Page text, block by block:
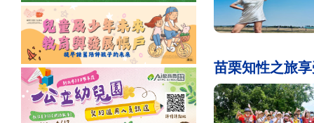
苗栗知性之旅